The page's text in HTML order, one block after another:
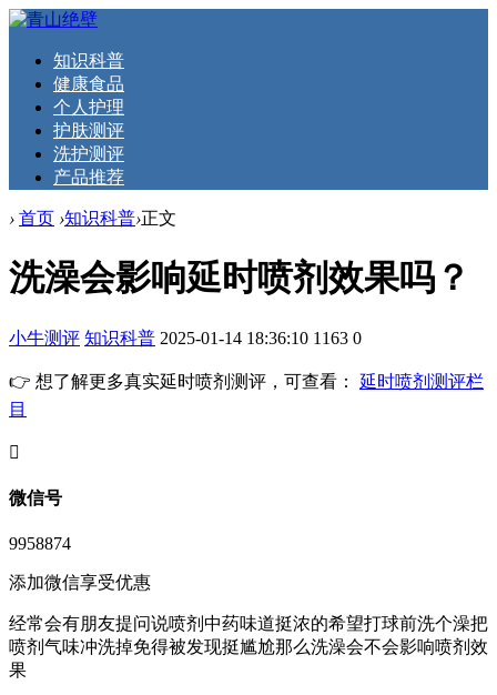
知识科普
健康食品
个人护理
护肤测评
洗护测评
产品推荐
› 首页 ›知识科普›正文
洗澡会影响延时喷剂效果吗？
小牛测评 知识科普 2025-01-14 18:36:10 1163 0
👉 想了解更多真实延时喷剂测评，可查看： 延时喷剂测评栏
目
󦘖
微信号
9958874
添加微信享受优惠
经常会有朋友提问说喷剂中药味道挺浓的希望打球前洗个澡把
喷剂气味冲洗掉免得被发现挺尴尬那么洗澡会不会影响喷剂效
果